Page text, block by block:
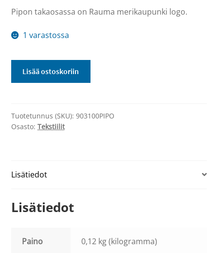
Pipon takaosassa on Rauma merikaupunki logo.
1 varastossa
Lisää ostoskoriin
Tuotetunnus (SKU): 903100PIPO
Osasto: Tekstiilit
Lisätiedot
Lisätiedot
Paino 0,12 kg (kilogramma)